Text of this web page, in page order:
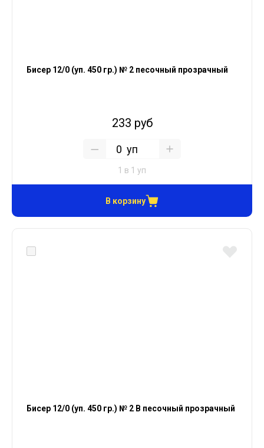
Бисер 12/0 (уп. 450 гр.) № 2 песочный прозрачный
233 руб
уп
1 в 1 уп
В корзину
Бисер 12/0 (уп. 450 гр.) № 2 В песочный прозрачный